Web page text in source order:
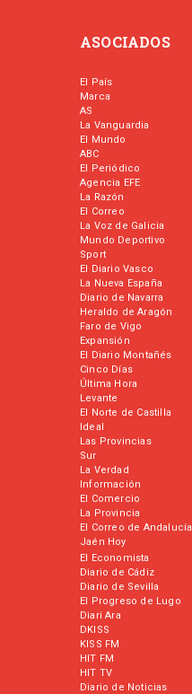
ASOCIADOS
El País
Marca
AS
La Vanguardia
El Mundo
ABC
El Periódico
Agencia EFE
La Razón
El Correo
La Voz de Galicia
Mundo Deportivo
Sport
El Diario Vasco
La Nueva España
Diario de Navarra
Heraldo de Aragón
Faro de Vigo
Expansión
El Diario Montañés
Cinco Días
Última Hora
Levante
El Norte de Castilla
Ideal
Las Provincias
Sur
La Verdad
Información
El Comercio
La Provincia
El Correo de Andalucía
Jaén Hoy
El Economista
Diario de Cádiz
Diario de Sevilla
El Progreso de Lugo
Diari Ara
DKISS
KISS FM
HIT FM
HIT TV
Diario de Noticias